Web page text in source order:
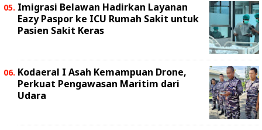
Imigrasi Belawan Hadirkan Layanan
Eazy Paspor ke ICU Rumah Sakit untuk
Pasien Sakit Keras
Kodaeral I Asah Kemampuan Drone,
Perkuat Pengawasan Maritim dari
Udara